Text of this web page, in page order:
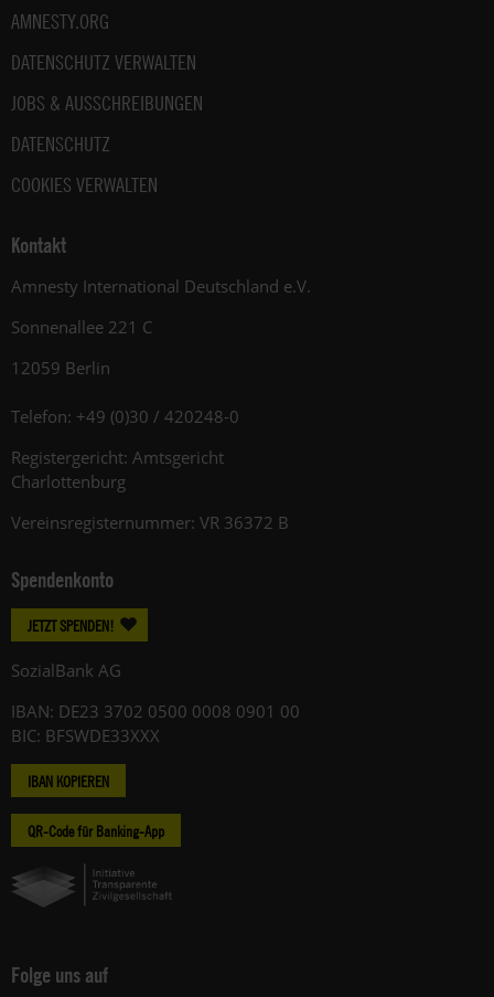
AMNESTY.ORG
DATENSCHUTZ VERWALTEN
JOBS & AUSSCHREIBUNGEN
DATENSCHUTZ
COOKIES VERWALTEN
Kontakt
Amnesty International Deutschland e.V.
Sonnenallee 221 C
12059 Berlin
Telefon: +49 (0)30 / 420248-0
Registergericht: Amtsgericht
Charlottenburg
Vereinsregisternummer: VR 36372 B
Spendenkonto
JETZT SPENDEN!
SozialBank AG
IBAN: DE23 3702 0500 0008 0901 00
BIC: BFSWDE33XXX
IBAN KOPIEREN
QR-Code für Banking-App
Folge uns auf